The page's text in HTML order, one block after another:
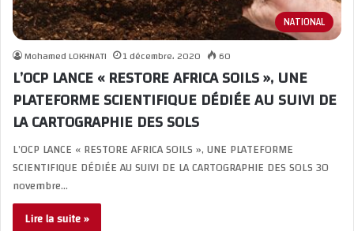
NATIONAL
Mohamed LOKHNATI 1 décembre، 2020 60
L’OCP LANCE « RESTORE AFRICA SOILS », UNE
PLATEFORME SCIENTIFIQUE DÉDIÉE AU SUIVI DE
LA CARTOGRAPHIE DES SOLS
L’OCP LANCE « RESTORE AFRICA SOILS », UNE PLATEFORME
SCIENTIFIQUE DÉDIÉE AU SUIVI DE LA CARTOGRAPHIE DES SOLS 30
novembre…
Lire la suite »